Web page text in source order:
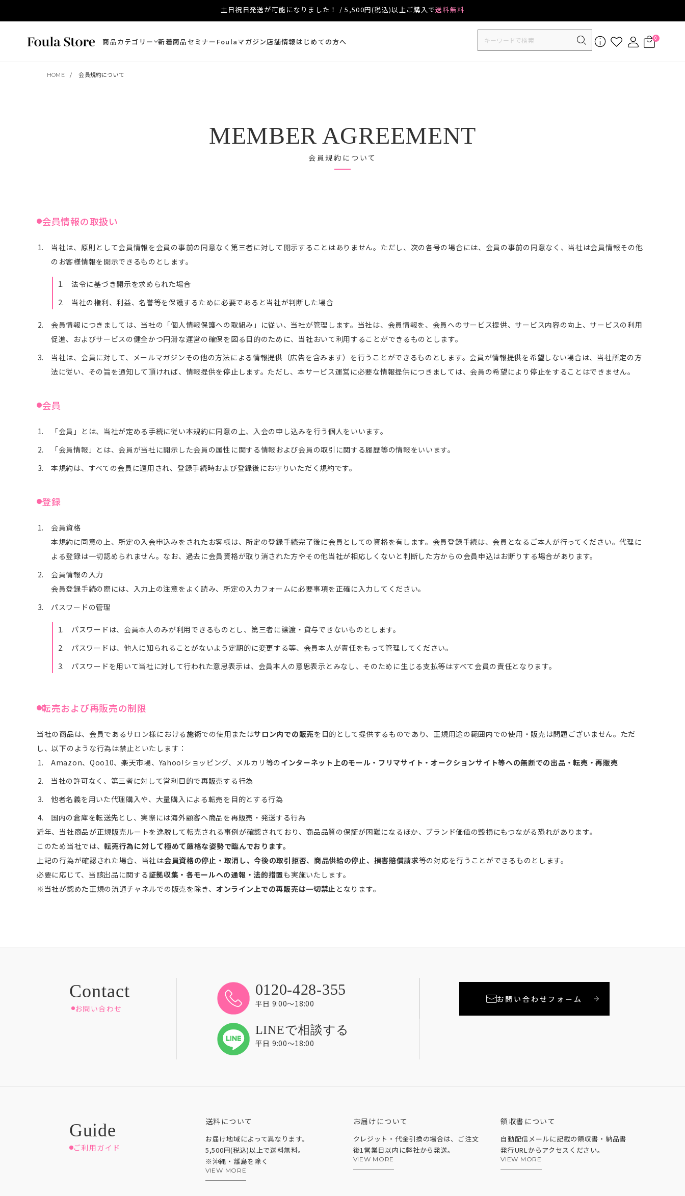
土日祝日発送が可能になりました！ / 5,500円(税込)以上ご購入で送料無料
商品カテゴリー 新着商品セミナー Foulaマガジン店舗情報はじめての方へ 0
HOME 会員規約について
MEMBER AGREEMENT
会員規約について
会員情報の取扱い
当社は、原則として会員情報を会員の事前の同意なく第三者に対して開示することはありません。ただし、次の各号の場合には、会員の事前の同意なく、当社は会員情報その他
のお客様情報を開示できるものとします。
法令に基づき開示を求められた場合
当社の権利、利益、名誉等を保護するために必要であると当社が判断した場合
会員情報につきましては、当社の「個人情報保護への取組み」に従い、当社が管理します。当社は、会員情報を、会員へのサービス提供、サービス内容の向上、サービスの利用
促進、およびサービスの健全かつ円滑な運営の確保を図る目的のために、当社おいて利用することができるものとします。
当社は、会員に対して、メールマガジンその他の方法による情報提供（広告を含みます）を行うことができるものとします。会員が情報提供を希望しない場合は、当社所定の方
法に従い、その旨を通知して頂ければ、情報提供を停止します。ただし、本サービス運営に必要な情報提供につきましては、会員の希望により停止をすることはできません。
会員
「会員」とは、当社が定める手続に従い本規約に同意の上、入会の申し込みを行う個人をいいます。
「会員情報」とは、会員が当社に開示した会員の属性に関する情報および会員の取引に関する履歴等の情報をいいます。
本規約は、すべての会員に適用され、登録手続時および登録後にお守りいただく規約です。
登録
会員資格
本規約に同意の上、所定の入会申込みをされたお客様は、所定の登録手続完了後に会員としての資格を有します。会員登録手続は、会員となるご本人が行ってください。代理に
よる登録は一切認められません。なお、過去に会員資格が取り消された方やその他当社が相応しくないと判断した方からの会員申込はお断りする場合があります。
会員情報の入力
会員登録手続の際には、入力上の注意をよく読み、所定の入力フォームに必要事項を正確に入力してください。
パスワードの管理
パスワードは、会員本人のみが利用できるものとし、第三者に譲渡・貸与できないものとします。
パスワードは、他人に知られることがないよう定期的に変更する等、会員本人が責任をもって管理してください。
パスワードを用いて当社に対して行われた意思表示は、会員本人の意思表示とみなし、そのために生じる支払等はすべて会員の責任となります。
転売および再販売の制限
当社の商品は、会員であるサロン様における施術での使用またはサロン内での販売を目的として提供するものであり、正規用途の範囲内での使用・販売は問題ございません。ただ
し、以下のような行為は禁止といたします：
Amazon、Qoo10、楽天市場、Yahoo!ショッピング、メルカリ等のインターネット上のモール・フリマサイト・オークションサイト等への無断での出品・転売・再販売
当社の許可なく、第三者に対して営利目的で再販売する行為
他者名義を用いた代理購入や、大量購入による転売を目的とする行為
国内の倉庫を転送先とし、実際には海外顧客へ商品を再販売・発送する行為
近年、当社商品が正規販売ルートを逸脱して転売される事例が確認されており、商品品質の保証が困難になるほか、ブランド価値の毀損にもつながる恐れがあります。
このため当社では、転売行為に対して極めて厳格な姿勢で臨んでおります。
上記の行為が確認された場合、当社は会員資格の停止・取消し、今後の取引拒否、商品供給の停止、損害賠償請求等の対応を行うことができるものとします。
必要に応じて、当該出品に関する証拠収集・各モールへの通報・法的措置も実施いたします。
※当社が認めた正規の流通チャネルでの販売を除き、 オンライン上での再販売は一切禁止 となります。
お問い合わせ
0120-428-355
平日 9:00〜18:00
LINEで相談する
平日 9:00〜18:00
お問い合わせフォーム
ご利用ガイド
送料について
お届け地域によって異なります。
5,500円(税込)以上で送料無料。
※沖縄・離島を除く
VIEW MORE
お届けについて
クレジット・代金引換の場合は、ご注文
後1営業日以内に弊社から発送。
VIEW MORE
領収書について
自動配信メールに記載の領収書・納品書
発行URLからアクセスください。
VIEW MORE